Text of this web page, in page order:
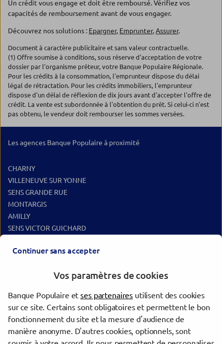
Un crédit vous engage et doit être remboursé. Vérifiez vos
capacités de remboursement avant de vous engager.
Découvrez nos solutions : Epargner, Emprunter,Assurer.
Document à caractère publicitaire et sans valeur contractuelle.
(1) Offre soumise à conditions, sous réserve d'acceptation de votre
dossier par l'organisme prêteur, votre Banque Populaire Régionale.
Pour les crédits à la consommation, l'emprunteur dispose du délai
légal de rétractation. Pour les crédits immobiliers, l'emprunteur
dispose d'un délai de réflexion de dix jours avant d'accepter l'offre de
crédit. La vente est subordonnée à l'obtention du prêt. Si celui-ci n'est
pas obtenu, le vendeur doit rembourser les sommes versées.
Les agences Banque Populaire à proximité
CHARNY
VILLENEUVE SUR YONNE
SENS GRANDE RUE
MONTARGIS
AMILLY
SENS VICTOR GUICHARD
SOUPPES SUR LOING
Sens
Montereau-Fault-Yonne
Auxerre
Continuer sans accepter
Vos paramètres de cookies
Banque Populaire etses partenaires utilisent des cookies
sur ce site. Certains sont obligatoires et permettent le bon
fonctionnement du site et la mesure d'audience de
manière anonyme. D'autres cookies, optionnels, sont